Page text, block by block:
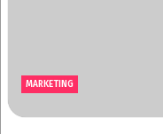
MARKETING